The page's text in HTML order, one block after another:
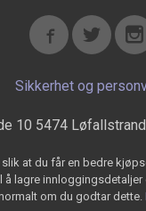
Sikkerhet og
10 5474
at du får en bedre
lagre
om du godtar dette.